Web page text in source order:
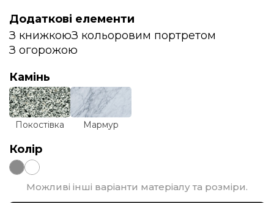
Додаткові елементи
З книжкоюЗ кольоровим портретом
З огорожою
Камінь
Покостівка Мармур
Колір
Можливі інші варіанти матеріалу та розміри.